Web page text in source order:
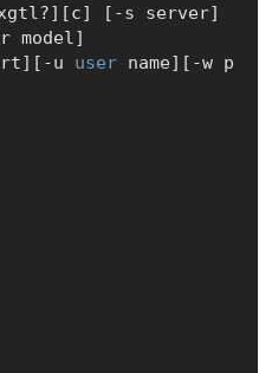
[-s server]
model]
[-r port][-u
user name][-w p